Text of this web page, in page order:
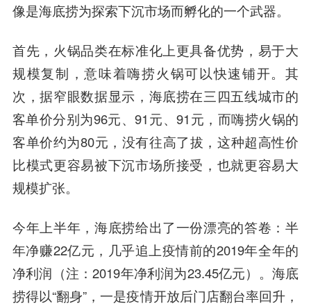
像是海底捞为探索下沉市场而孵化的一个武器。
首先，火锅品类在标准化上更具备优势，易于大
规模复制，意味着嗨捞火锅可以快速铺开。其
次，据窄眼数据显示，海底捞在三四五线城市的
客单价分别为96元、91元、91元，而嗨捞火锅的
客单价约为80元，没有往高了拔，这种超高性价
比模式更容易被下沉市场所接受，也就更容易大
规模扩张。
今年上半年，海底捞给出了一份漂亮的答卷：半
年净赚22亿元，几乎追上疫情前的2019年全年的
净利润（注：2019年净利润为23.45亿元）。海底
捞得以“翻身”，一是疫情开放后门店翻台率回升，